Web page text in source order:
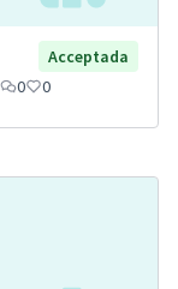
Acceptada
0 0